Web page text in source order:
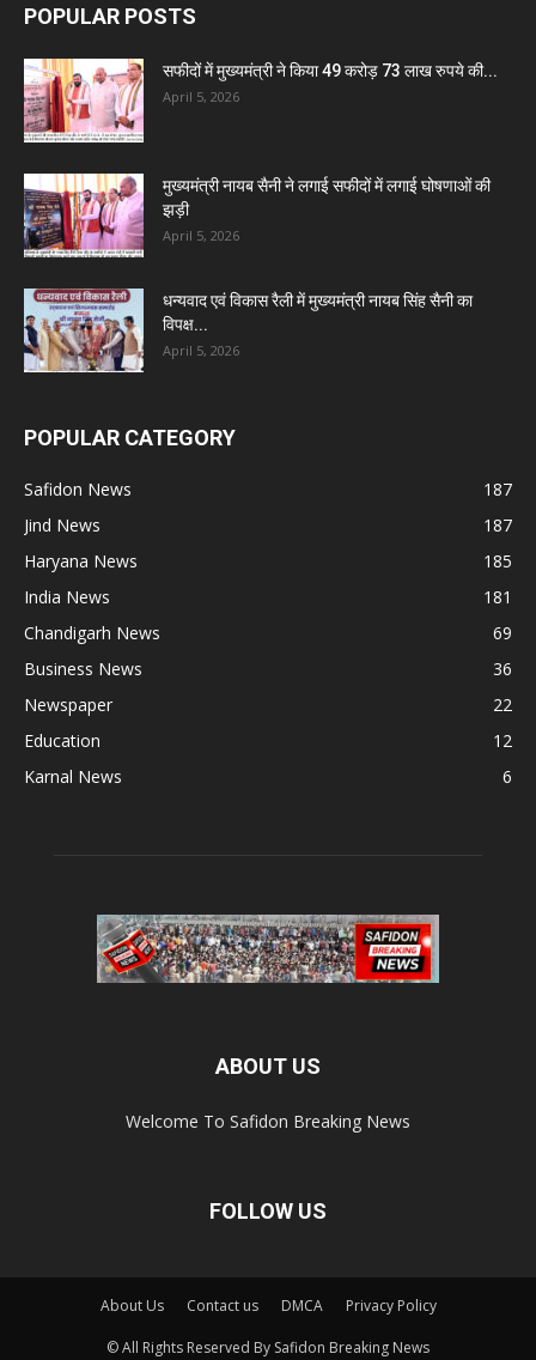
POPULAR POSTS
सफीदों में मुख्यमंत्री ने किया 49 करोड़ 73 लाख रुपये की...
April 5, 2026
मुख्यमंत्री नायब सैनी ने लगाई सफीदों में लगाई घोषणाओं की
झड़ी
April 5, 2026
धन्यवाद एवं विकास रैली में मुख्यमंत्री नायब सिंह सैनी का
विपक्ष...
April 5, 2026
POPULAR CATEGORY
Safidon News
187
Jind News
187
Haryana News
185
India News
181
Chandigarh News
69
Business News
36
Newspaper
22
Education
12
Karnal News
6
ABOUT US
Welcome To Safidon Breaking News
FOLLOW US
About Us Contact us DMCA Privacy Policy
© All Rights Reserved By Safidon Breaking News